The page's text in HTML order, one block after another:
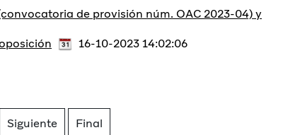
de provisión núm. OAC 2023-04) y
16-10-2023 14:02:06
Siguiente Final